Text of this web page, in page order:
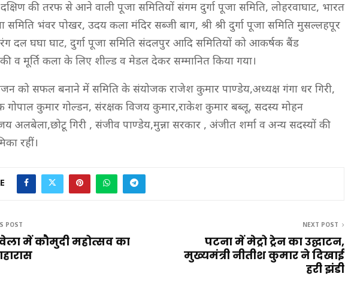
की तरफ से आने वाली पूजा समितियों संगम दुर्गा पूजा समिति, लोहरवाघाट, भारत
समिति भंवर पोखर, उदय कला मंदिर सब्जी बाग, श्री श्री दुर्गा पूजा समिति मुसल्लहपूर
दल घघा घाट, दुर्गा पूजा समिति संदलपुर आदि समितियों को आकर्षक बैंड
व मूर्ति कला के लिए शील्ड व मेडल देकर सम्मानित किया गया।
को सफल बनाने में समिति के संयोजक राजेश कुमार पाण्डेय,अध्यक्ष गंगा धर गिरी,
गोपाल कुमार गोल्डन, संरक्षक विजय कुमार,राकेश कुमार बब्लू, सदस्य मोहन
अलबेला,छोटू गिरी , संजीव पाण्डेय,मुन्ना सरकार , अंजीत शर्मा व अन्य सदस्यों की
रहीं।
POST
में कौमुदी महोत्सव का
NEXT POST
पटना में मेट्रो ट्रेन का उद्घाटन,
मुख्यमंत्री नीतीश कुमार ने दिखाई
हरी झंडी